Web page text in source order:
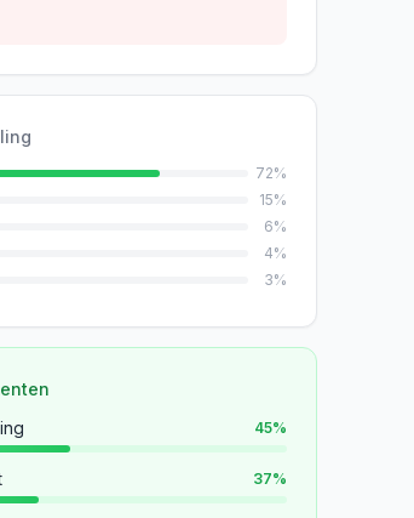
72%
15%
6%
4%
3%
45%
37%